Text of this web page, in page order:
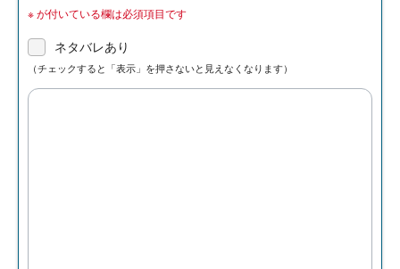
※が付いている欄は必須項目です
ネタバレあり
（チェックすると「表示」を押さないと見えなくなります）